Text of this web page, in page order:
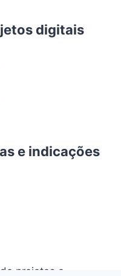
digitais
e indicações
projetos e